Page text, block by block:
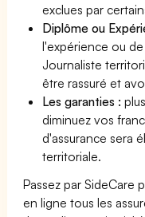
exclues par
Diplôme ou
l'expérience ou
Journaliste
être rassuré et
Les garanties :
diminuez vos
d'assurance sera
territoriale.
Passez par SideCare
en ligne tous les